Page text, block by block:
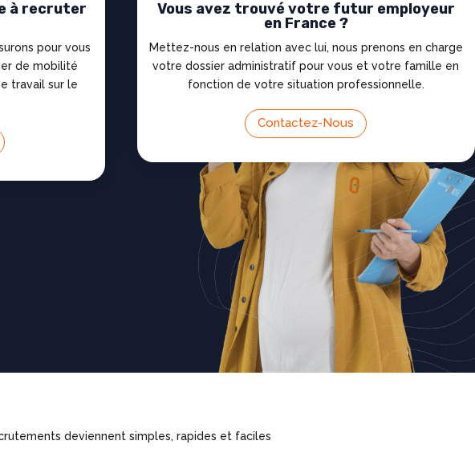
à recruter
pour vous
de mobilité
travail sur le
Vous avez trouvé votre futur employeur
en France ?
Mettez-nous en relation avec lui, nous prenons en charge
votre dossier administratif pour vous et votre famille en
fonction de votre situation professionnelle.
Contactez-Nous
deviennent simples, rapides et faciles